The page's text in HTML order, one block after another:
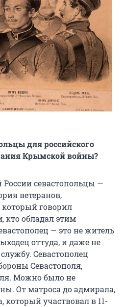
для российского
Крымской войны?
севастопольцы —
ветеранов,
который говорил
кто обладал этим
— это не житель
оттуда, и даже не
Севастополец
Севастополя,
Можно было не
От матроса до адмирала,
который участвовал в 11-